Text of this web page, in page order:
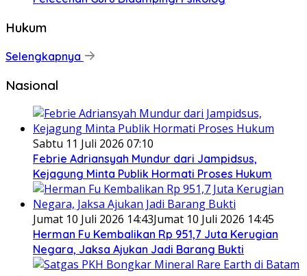
Hukum
Selengkapnya
Nasional
Sabtu 11 Juli 2026 07:10
Febrie Adriansyah Mundur dari Jampidsus,
Kejagung Minta Publik Hormati Proses Hukum
Jumat 10 Juli 2026 14:43Jumat 10 Juli 2026 14:45
Herman Fu Kembalikan Rp 951,7 Juta Kerugian
Negara, Jaksa Ajukan Jadi Barang Bukti